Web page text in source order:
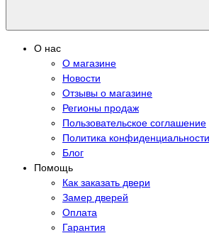
О нас
О магазине
Новости
Отзывы о магазине
Регионы продаж
Пользовательское соглашение
Политика конфиденциальности
Блог
Помощь
Как заказать двери
Замер дверей
Оплата
Гарантия